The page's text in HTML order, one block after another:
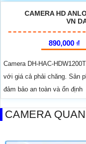
CAMERA HD
VN
890,000 ₫
Camera DH-HAC-
với giá cả phải chăng. Sản
đảm bảo an toàn và ổn định
CAMERA